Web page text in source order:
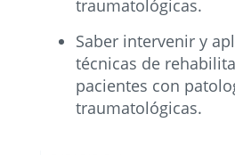
traumatológicas.
Saber intervenir y
técnicas de
pacientes con
traumatológicas.